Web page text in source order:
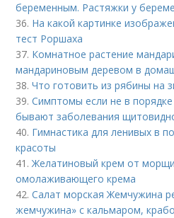
беременным. Растяжки у
36. На какой картинке
тест Роршаха
37. Комнатное растение
мандариновым деревом в
38.Что готовить из рябины на
39.Симптомы если не в
бывают заболевания
40. Гимнастика для ленивых в
красоты
41.Желатиновый крем от
омолаживающего крема
42.Салат морская Жемчужина
жемчужина» с кальмаром,